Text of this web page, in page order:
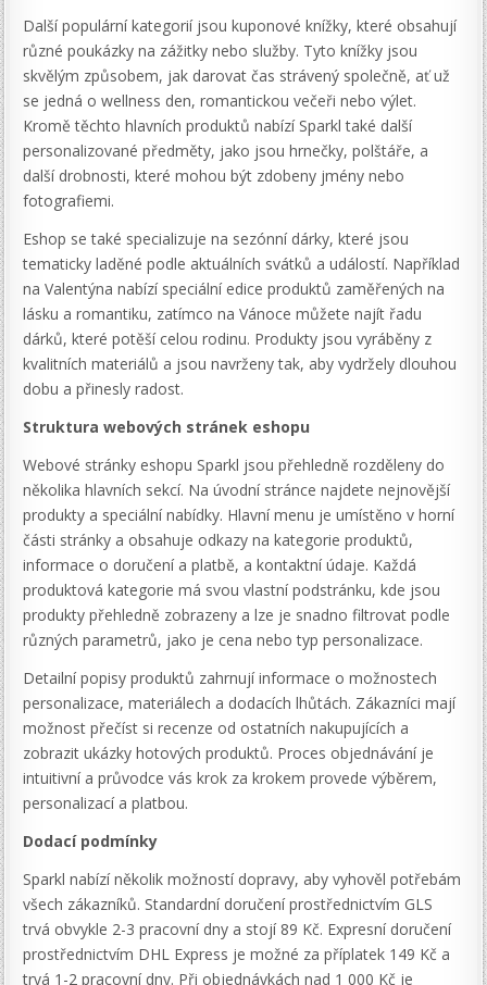
Další populární kategorií jsou kuponové knížky, které obsahují
různé poukázky na zážitky nebo služby. Tyto knížky jsou
skvělým způsobem, jak darovat čas strávený společně, ať už
se jedná o wellness den, romantickou večeři nebo výlet.
Kromě těchto hlavních produktů nabízí Sparkl také další
personalizované předměty, jako jsou hrnečky, polštáře, a
další drobnosti, které mohou být zdobeny jmény nebo
fotografiemi.
Eshop se také specializuje na sezónní dárky, které jsou
tematicky laděné podle aktuálních svátků a událostí. Například
na Valentýna nabízí speciální edice produktů zaměřených na
lásku a romantiku, zatímco na Vánoce můžete najít řadu
dárků, které potěší celou rodinu. Produkty jsou vyráběny z
kvalitních materiálů a jsou navrženy tak, aby vydržely dlouhou
dobu a přinesly radost.
Struktura webových stránek eshopu
Webové stránky eshopu Sparkl jsou přehledně rozděleny do
několika hlavních sekcí. Na úvodní stránce najdete nejnovější
produkty a speciální nabídky. Hlavní menu je umístěno v horní
části stránky a obsahuje odkazy na kategorie produktů,
informace o doručení a platbě, a kontaktní údaje. Každá
produktová kategorie má svou vlastní podstránku, kde jsou
produkty přehledně zobrazeny a lze je snadno filtrovat podle
různých parametrů, jako je cena nebo typ personalizace.
Detailní popisy produktů zahrnují informace o možnostech
personalizace, materiálech a dodacích lhůtách. Zákazníci mají
možnost přečíst si recenze od ostatních nakupujících a
zobrazit ukázky hotových produktů. Proces objednávání je
intuitivní a průvodce vás krok za krokem provede výběrem,
personalizací a platbou.
Dodací podmínky
Sparkl nabízí několik možností dopravy, aby vyhověl potřebám
všech zákazníků. Standardní doručení prostřednictvím GLS
trvá obvykle 2-3 pracovní dny a stojí 89 Kč. Expresní doručení
prostřednictvím DHL Express je možné za příplatek 149 Kč a
trvá 1-2 pracovní dny. Při objednávkách nad 1 000 Kč je